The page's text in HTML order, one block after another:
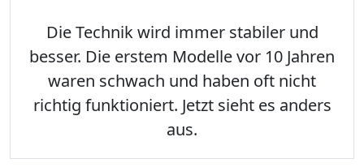
Die Technik wird immer stabiler und
besser. Die erstem Modelle vor 10 Jahren
waren schwach und haben oft nicht
richtig funktioniert. Jetzt sieht es anders
aus.